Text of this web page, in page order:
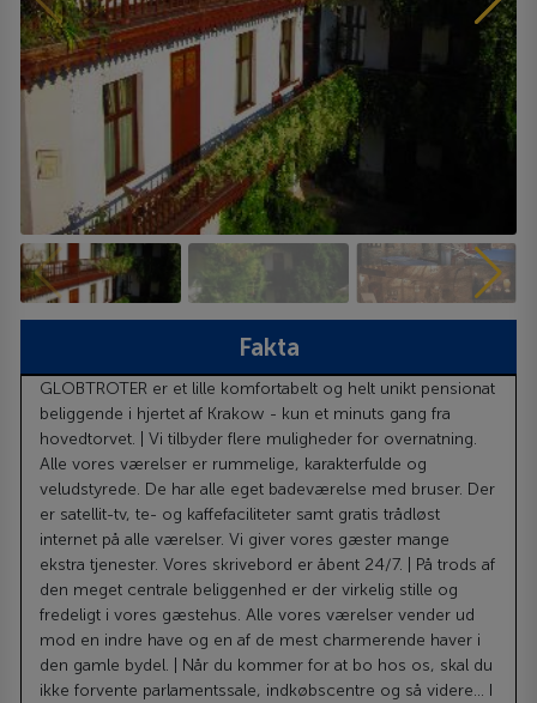
Fakta
GLOBTROTER er et lille komfortabelt og helt unikt pensionat
beliggende i hjertet af Krakow - kun et minuts gang fra
hovedtorvet. | Vi tilbyder flere muligheder for overnatning.
Alle vores værelser er rummelige, karakterfulde og
veludstyrede. De har alle eget badeværelse med bruser. Der
er satellit-tv, te- og kaffefaciliteter samt gratis trådløst
internet på alle værelser. Vi giver vores gæster mange
ekstra tjenester. Vores skrivebord er åbent 24/7. | På trods af
den meget centrale beliggenhed er der virkelig stille og
fredeligt i vores gæstehus. Alle vores værelser vender ud
mod en indre have og en af de mest charmerende haver i
den gamle bydel. | Når du kommer for at bo hos os, skal du
ikke forvente parlamentssale, indkøbscentre og så videre... I